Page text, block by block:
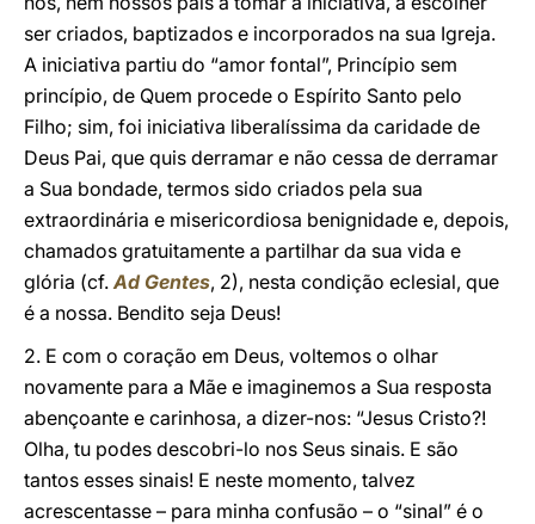
ser criados, baptizados e incorporados na sua Igreja.
A iniciativa partiu do “amor fontal”, Princípio sem
princípio, de Quem procede o Espírito Santo pelo
Filho; sim, foi iniciativa liberalíssima da caridade de
Deus Pai, que quis derramar e não cessa de derramar
a Sua bondade, termos sido criados pela sua
extraordinária e misericordiosa benignidade e, depois,
chamados gratuitamente a partilhar da sua vida e
glória (cf.Ad Gentes, 2), nesta condição eclesial, que
é a nossa. Bendito seja Deus!
2. E com o coração em Deus, voltemos o olhar
novamente para a Mãe e imaginemos a Sua resposta
abençoante e carinhosa, a dizer-nos: “Jesus Cristo?!
Olha, tu podes descobri-lo nos Seus sinais. E são
tantos esses sinais! E neste momento, talvez
acrescentasse – para minha confusão – o “sinal” é o